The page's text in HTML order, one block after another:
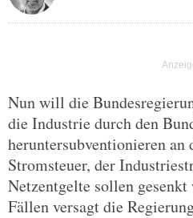
Nun will die
die Industrie durch den
heruntersubventionieren
Stromsteuer, der
Netzentgelte sollen
Fällen versagt die